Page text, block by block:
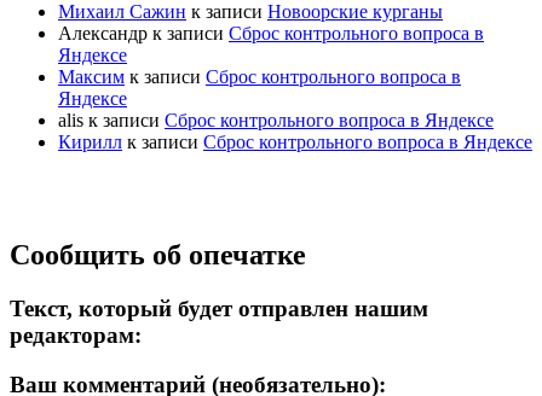
Михаил Сажин к записи Новоорские курганы
Александр к записи Сброс контрольного вопроса в
Яндексе
Максим к записи Сброс контрольного вопроса в
Яндексе
alis к записи Сброс контрольного вопроса в Яндексе
Кирилл к записи Сброс контрольного вопроса в Яндексе
Прокрутка
вверх
Сообщить об опечатке
Текст, который будет отправлен нашим
редакторам:
Ваш комментарий (необязательно):